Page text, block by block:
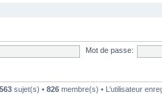
Mot de passe:
563 sujet(s) • 826 membre(s) • L’utilisateur